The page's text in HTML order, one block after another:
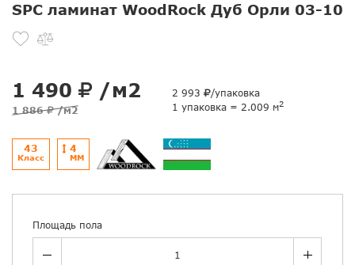
SPC ламинат WoodRock Дуб Орли 03-10
1 490 /м2
1 886 /м2
2 993
/упаковка
1 упаковка = 2.009 м2
43
Класс
4
ММ
Площадь пола